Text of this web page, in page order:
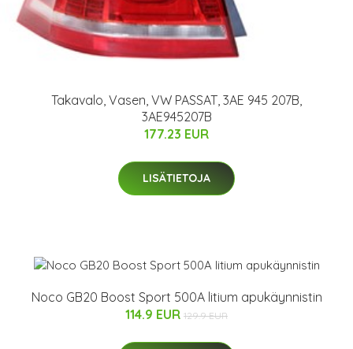
Takavalo, Vasen, VW PASSAT, 3AE 945 207B,
3AE945207B
177.23 EUR
LISÄTIETOJA
Noco GB20 Boost Sport 500A litium apukäynnistin
114.9 EUR 129.9 EUR